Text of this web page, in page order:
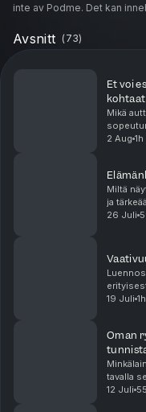
inte av Podme. Det kan
Avsnitt (73)
Et voi
kohtaat
Mikä
2 Aug 1h
Miltä
ja
26 Juli
19 Juli
Oman
tavalla
mihin
12 Juli